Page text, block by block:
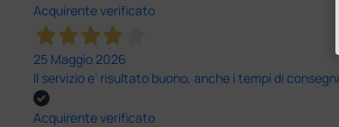
Acquirente verificato
25 Maggio 2026
Il servizio e’ risultato buono, anche i tempi di
Acquirente verificato